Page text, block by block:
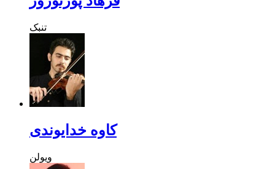
تنبک
کاوه خدایوندی
ویولن